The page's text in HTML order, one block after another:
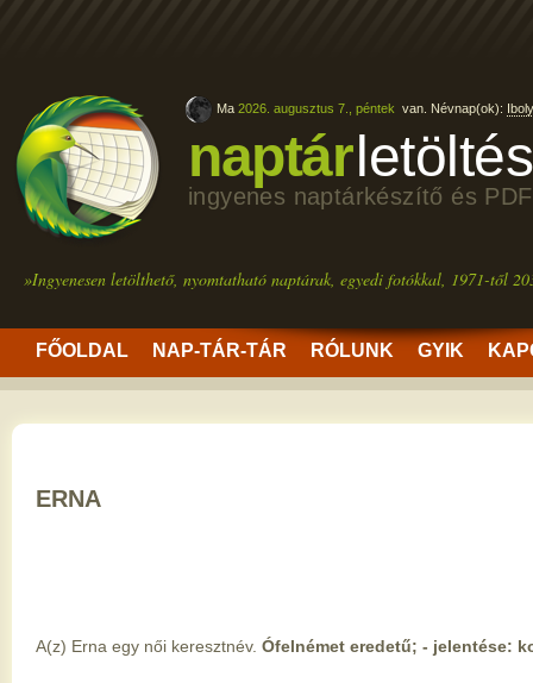
naptárletöltés
ingyenes naptárkészítő és
»Ingyenesen letölthető, nyomtatható naptárak, egyedi fotókkal, 1971-től
FŐOLDAL NAP-TÁR-TÁR RÓLUNK GYIK
Ma 2026. augusztus 7., péntek van. Névnap(ok):
ERNA
A(z) Erna egy női keresztnév. Ófelnémet eredetű; - jelentése: